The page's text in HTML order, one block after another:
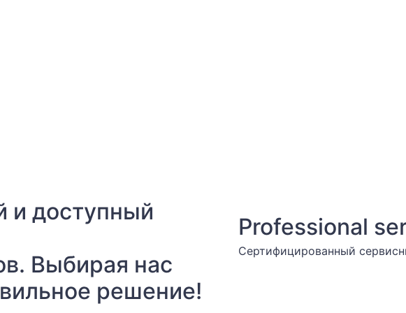
и доступный
Выбирая нас
решение!
Professional
Сертифицированный